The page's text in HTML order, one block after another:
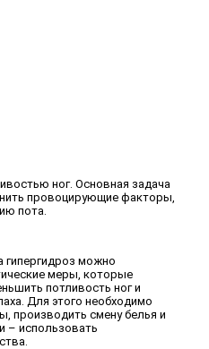
ног. Основная задача
провоцирующие факторы,
пота.
гипергидроз можно
меры, которые
потливость ног и
Для этого необходимо
производить смену белья и
– использовать